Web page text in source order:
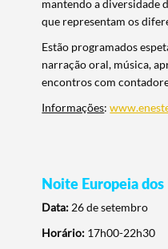
mantendo a diversidade
que representam os
Estão programados
narração oral, música,
encontros com
Informações:
Noite Europeia
Data: 26 de setembro
Horário: 17h00-22h30